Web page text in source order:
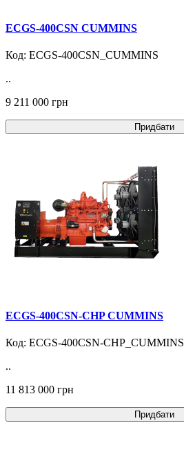
ECGS-400CSN CUMMINS
Код: ECGS-400CSN_CUMMINS
..
9 211 000 грн
Придбати
ECGS-400CSN-CHP CUMMINS
Код: ECGS-400CSN-CHP_CUMMINS
..
11 813 000 грн
Придбати